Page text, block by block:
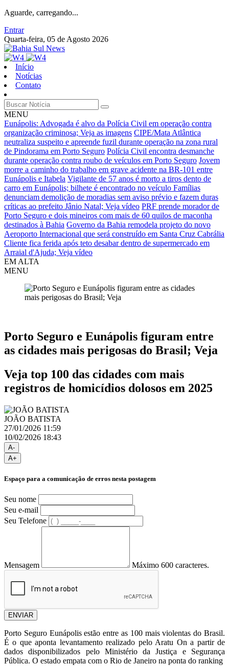
Aguarde, carregando...
Entrar
Quarta-feira, 05 de Agosto 2026
Início
Notícias
Contato
MENU
Eunápolis: Advogada é alvo da Polícia Civil em operação contra
organização criminosa; Veja as imagens CIPE/Mata Atlântica
neutraliza suspeito e apreende fuzil durante operação na zona rural
de Pindorama em Porto Seguro Polícia Civil encontra desmanche
durante operação contra roubo de veículos em Porto Seguro Jovem
morre a caminho do trabalho em grave acidente na BR-101 entre
Eunápolis e Itabela Vigilante de 57 anos é morto a tiros dento de
carro em Eunápolis; bilhete é encontrado no veículo Famílias
denunciam demolição de moradias sem aviso prévio e fazem duras
críticas ao prefeito Jânio Natal; Veja vídeo PRF prende morador de
Porto Seguro e dois mineiros com mais de 60 quilos de maconha
destinados à Bahia Governo da Bahia remodela projeto do novo
Aeroporto Internacional que será construído em Santa Cruz Cabrália
Cliente fica ferida após teto desabar dentro de supermercado em
Arraial d'Ajuda; Veja vídeo
EM ALTA
MENU
Porto Seguro e Eunápolis figuram entre
as cidades mais perigosas do Brasil; Veja
Veja top 100 das cidades com mais
registros de homicídios dolosos em 2025
JOÃO BATISTA
27/01/2026 11:59
10/02/2026 18:43
A-
A+
Espaço para a comunicação de erros nesta postagem
Seu nome
Seu e-mail
Seu Telefone
Mensagem Máximo 600 caracteres.
ENVIAR
Porto Seguro Eunápolis estão entre as 100 mais violentas do Brasil.
É o que aponta levantamento realizado pelo Aratu On a partir de
dados disponibilizados pelo Ministério da Justiça e Segurança
Pública. O estado empata com o Rio de Janeiro na ponta do ranking